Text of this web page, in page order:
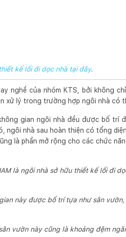
kế lối đi dọc nhà tại đây.
nghề của nhóm KTS, bởi không
xử lý trong trường hợp ngôi nhà có
gian ngôi nhà đều được bố trí
ngôi nhà sau hoàn thiện có tổng
là phần mở rộng cho các chức
là ngôi nhà sở hữu thiết kế lối đi
này được bố trí tựa như sân
vườn này cũng là khoảng đệm